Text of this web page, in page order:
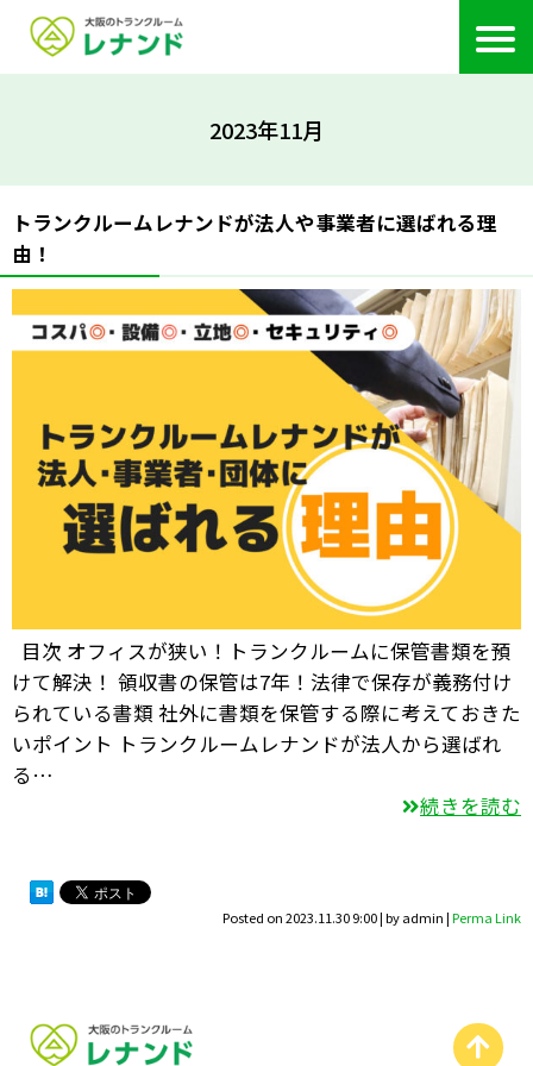
2023年11月
トランクルームレナンドが法人や事業者に選ばれる理
由！
目次 オフィスが狭い！トランクルームに保管書類を預
けて解決！ 領収書の保管は7年！法律で保存が義務付け
られている書類 社外に書類を保管する際に考えておきた
いポイント トランクルームレナンドが法人から選ばれ
る…
続きを読む
Posted on2023.11.30 9:00|byadmin|Perma Link